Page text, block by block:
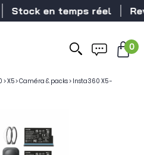
en temps réel
0
>X5>Caméra & packs> Insta360 X5 -